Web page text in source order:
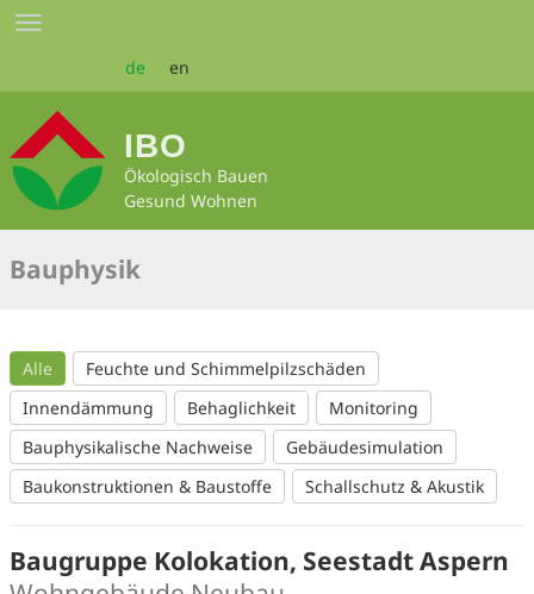
Zum
Seiteninhalt
Toggle
de en
IBO
Ökologisch Bauen
Gesund Wohnen
Bauphysik
Alle
Feuchte und Schimmelpilzschäden
Innendämmung
Behaglichkeit
Monitoring
Bauphysikalische Nachweise
Gebäudesimulation
Baukonstruktionen & Baustoffe
Schallschutz & Akustik
Baugruppe Kolokation, Seestadt Aspern